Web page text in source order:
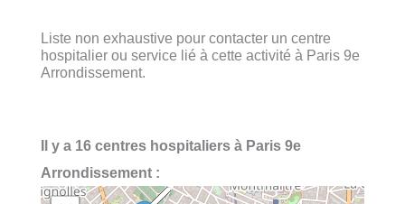
Liste non exhaustive pour contacter un centre
hospitalier ou service lié à cette activité à Paris 9e
Arrondissement.
Il y a 16 centres hospitaliers à Paris 9e
Arrondissement :